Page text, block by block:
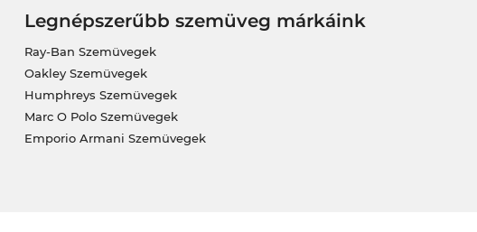
Legnépszerűbb szemüveg márkáink
Ray-Ban Szemüvegek
Oakley Szemüvegek
Humphreys Szemüvegek
Marc O Polo Szemüvegek
Emporio Armani Szemüvegek